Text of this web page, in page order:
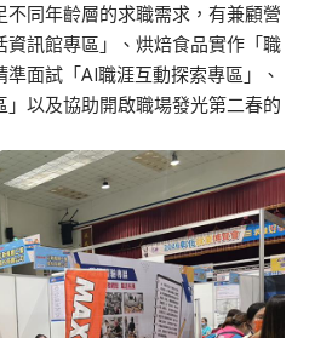
同年齡層的求職需求，有兼顧營
訊館專區」、烘焙食品實作「職
面試「AI職涯互動探索專區」、
以及協助開啟職場發光第二春的